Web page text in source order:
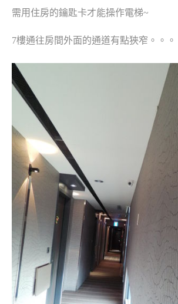
需用住房的鑰匙卡才能操作電梯~
7樓通往房間外面的通道有點狹窄。。。